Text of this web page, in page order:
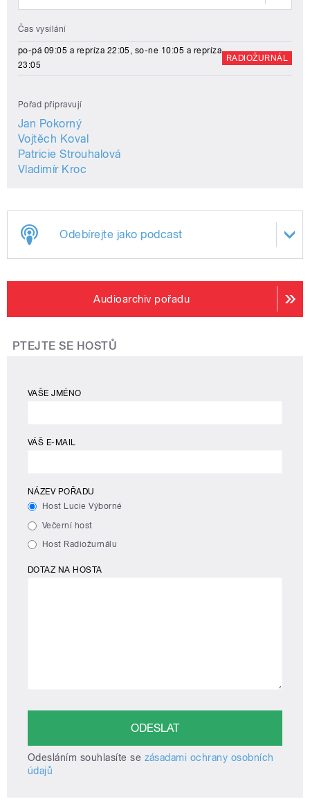
Čas vysílání
po-pá 09:05 a repríza 22:05, so-ne 10:05 a repríza
23:05
RADIOŽURNÁL
Pořad připravují
Jan Pokorný
Vojtěch Koval
Patricie Strouhalová
Vladimír Kroc
Odebírejte jako podcast
Audioarchiv pořadu
PTEJTE SE HOSTŮ
VAŠE JMÉNO
VÁŠ E-MAIL
NÁZEV POŘADU
Host Lucie Výborné
Večerní host
Host Radiožurnálu
DOTAZ NA HOSTA
Odesláním souhlasíte se zásadami ochrany osobních
údajů